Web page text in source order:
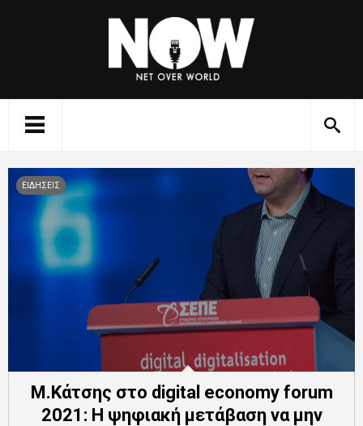
ΕΙΔΗΣΕΙΣ
Μ.Κάτσης στο digital economy forum
2021: Η ψηφιακή μετάβαση να μην